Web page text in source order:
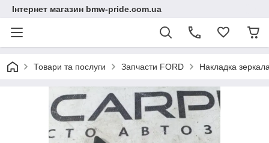
Інтернет магазин bmw-pride.com.ua
Товари та послуги Запчасти FORD Накладка